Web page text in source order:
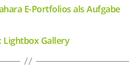
E-Portfolios als Aufgabe
Lightbox Gallery